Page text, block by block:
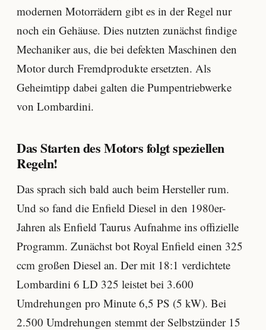
modernen Motorrädern gibt es in der Regel nur
noch ein Gehäuse. Dies nutzten zunächst findige
Mechaniker aus, die bei defekten Maschinen den
Motor durch Fremdprodukte ersetzten. Als
Geheimtipp dabei galten die Pumpentriebwerke
von Lombardini.
Das Starten des Motors folgt speziellen
Regeln!
Das sprach sich bald auch beim Hersteller rum.
Und so fand die Enfield Diesel in den 1980er-
Jahren als Enfield Taurus Aufnahme ins offizielle
Programm. Zunächst bot Royal Enfield einen 325
ccm großen Diesel an. Der mit 18:1 verdichtete
Lombardini 6 LD 325 leistet bei 3.600
Umdrehungen pro Minute 6,5 PS (5 kW). Bei
2.500 Umdrehungen stemmt der Selbstzünder 15